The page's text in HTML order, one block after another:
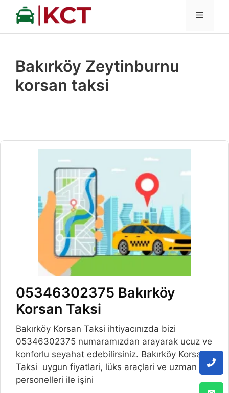
İçeriğe
MENÜ
Bakırköy Zeytinburnu
korsan taksi
05346302375 Bakırköy
Korsan Taksi
Bakırköy Korsan Taksi ihtiyacınızda bizi
05346302375 numaramızdan arayarak ucuz ve
konforlu seyahat edebilirsiniz. Bakırköy Korsan
Taksi uygun fiyatlari, lüks araçlari ve uzman
personelleri ile işini